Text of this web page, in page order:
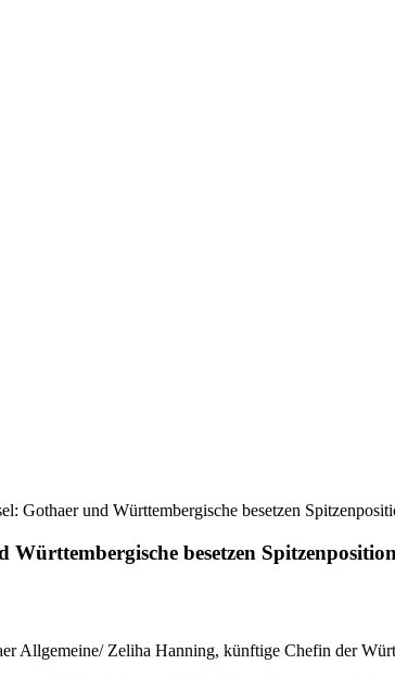
Gothaer und Württembergische besetzen
Württembergische besetzen
Allgemeine/ Zeliha Hanning, künftige Chefin der